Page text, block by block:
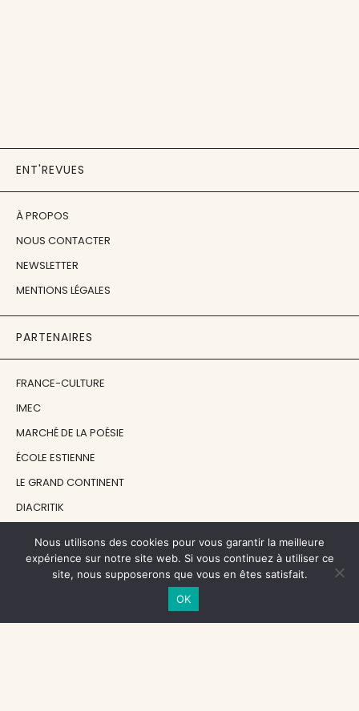
ENT'REVUES
À PROPOS
NOUS CONTACTER
NEWSLETTER
MENTIONS LÉGALES
PARTENAIRES
FRANCE-CULTURE
IMEC
MARCHÉ DE LA POÉSIE
ÉCOLE ESTIENNE
LE GRAND CONTINENT
DIACRITIK
NOS SOUTIENS
CENTRE NATIONAL DU LIVRE
Nous utilisons des cookies pour vous garantir la meilleure
expérience sur notre site web. Si vous continuez à utiliser ce
site, nous supposerons que vous en êtes satisfait.
OK